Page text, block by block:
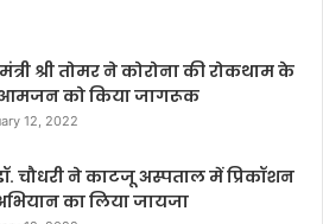
श्री तोमर ने कोरोना की रोकथाम के
को किया जागरूक
12, 2022
चौधरी ने काटजू अस्पताल में प्रिकॉशन
का लिया जायजा